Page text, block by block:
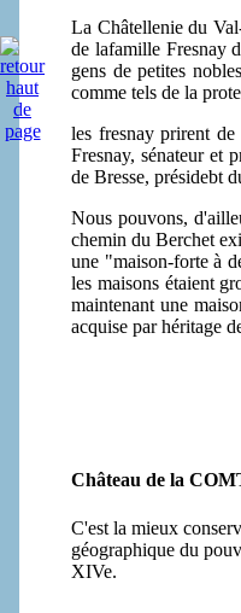
La Châtellenie du
de lafamille Fresnay
gens de petites
comme tels de la
les fresnay prirent
Fresnay, sénateur et
de Bresse, présidebt
Nous pouvons,
chemin du Berchet
une "maison-forte à
les maisons étaient
maintenant une
acquise par héritage
Château de la
C'est la mieux
géographique du
XIVe.